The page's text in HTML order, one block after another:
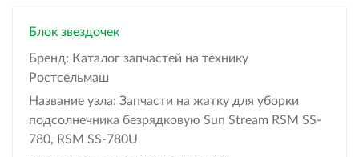
Блок звездочек
Бренд: Каталог запчастей на технику
Ростсельмаш
Название узла: Запчасти на жатку для уборки
подсолнечника безрядковую Sun Stream RSM SS-
780, RSM SS-780U